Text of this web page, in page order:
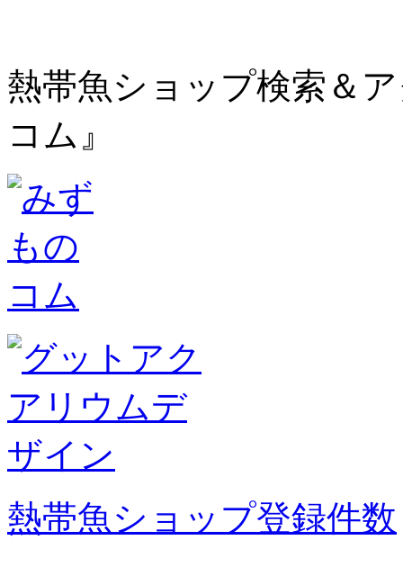
熱帯魚ショップ検索＆
コム』
熱帯魚ショップ登録件数